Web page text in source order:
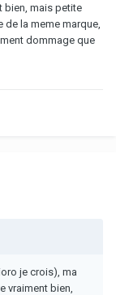
bien, mais petite
la meme marque,
dommage que
je crois), ma
vraiment bien,